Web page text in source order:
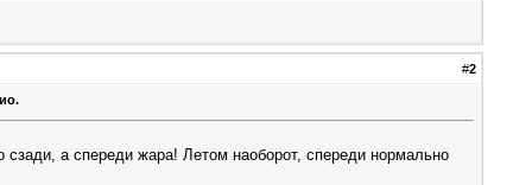
#2
а спереди жара! Летом наоборот, спереди нормально